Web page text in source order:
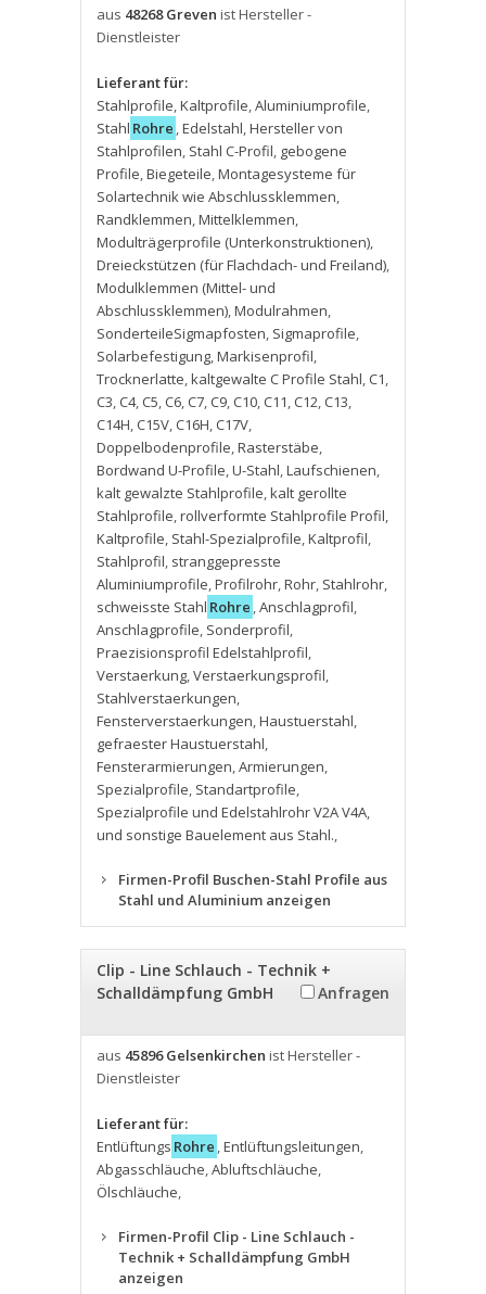
aus 48268 Greven ist Hersteller -
Dienstleister
Lieferant für:
Stahlprofile,Kaltprofile,Aluminiumprofile,
Stahl Rohre ,Edelstahl,Hersteller von
Stahlprofilen, Stahl C-Profil, gebogene
Profile,Biegeteile,Montagesysteme für
Solartechnik wie Abschlussklemmen,
Randklemmen,Mittelklemmen,
Modulträgerprofile (Unterkonstruktionen),
Dreieckstützen (für Flachdach- und Freiland),
Modulklemmen (Mittel- und
Abschlussklemmen),Modulrahmen,
SonderteileSigmapfosten, Sigmaprofile,
Solarbefestigung,Markisenprofil,
Trocknerlatte,kaltgewalte C Profile Stahl, C1,
C3, C4, C5, C6, C7, C9, C10, C11, C12, C13,
C14H, C15V, C16H, C17V,
Doppelbodenprofile,Rasterstäbe,
Bordwand U-Profile,U-Stahl,Laufschienen,
kalt gewalzte Stahlprofile,kalt gerollte
Stahlprofile,rollverformte Stahlprofile Profil,
Kaltprofile, Stahl-Spezialprofile,Kaltprofil,
Stahlprofil, stranggepresste
Aluminiumprofile,Profilrohr,Rohr, Stahlrohr,
schweisste Stahl Rohre ,Anschlagprofil,
Anschlagprofile, Sonderprofil,
Praezisionsprofil Edelstahlprofil,
Verstaerkung,Verstaerkungsprofil,
Stahlverstaerkungen,
Fensterverstaerkungen,Haustuerstahl,
gefraester Haustuerstahl,
Fensterarmierungen,Armierungen,
Spezialprofile, Standartprofile,
Spezialprofile und Edelstahlrohr V2A V4A,
und sonstige Bauelement aus Stahl.,
Firmen-Profil Buschen-Stahl Profile aus
Stahl und Aluminium anzeigen
Clip - Line Schlauch - Technik +
Schalldämpfung GmbH
Anfragen
aus 45896 Gelsenkirchen ist Hersteller -
Dienstleister
Lieferant für:
Entlüftungs Rohre ,Entlüftungsleitungen,
Abgasschläuche,Abluftschläuche,
Ölschläuche,
Firmen-Profil Clip - Line Schlauch -
Technik + Schalldämpfung GmbH
anzeigen